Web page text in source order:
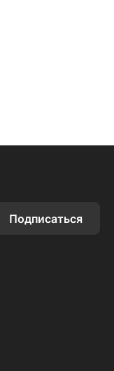
Подписаться